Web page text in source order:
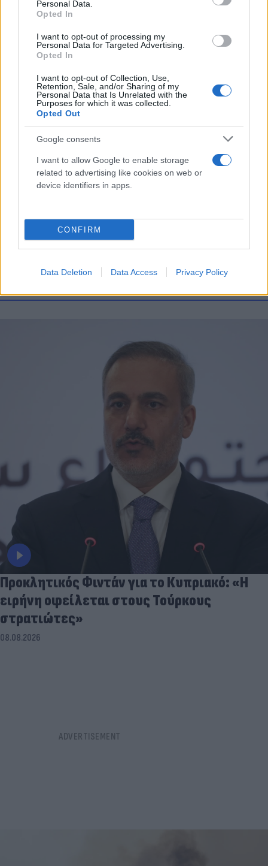
Personal Data.
Opted In
I want to opt-out of processing my
Personal Data for Targeted Advertising.
Opted In
I want to opt-out of Collection, Use,
Retention, Sale, and/or Sharing of my
Personal Data that Is Unrelated with the
Purposes for which it was collected.
Opted Out
Google consents
I want to allow Google to enable storage
related to advertising like cookies on web or
device identifiers in apps.
CONFIRM
Data Deletion Data Access Privacy Policy
Προκλητικός Φιντάν για το Κυπριακό: «Η
ειρήνη οφείλεται στους Τούρκους
στρατιώτες»
08.08.2026